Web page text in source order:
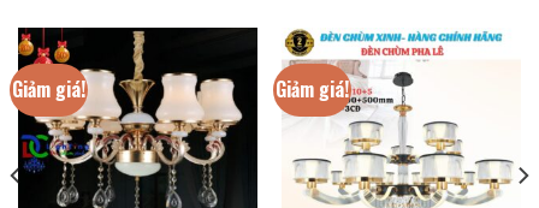
Giảm giá! Giảm giá!